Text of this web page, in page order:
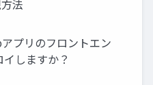
法
プリのフロントエン
しますか？